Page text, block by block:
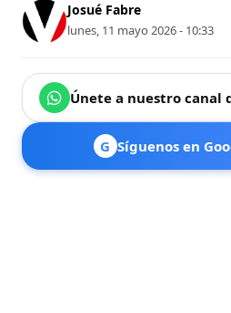
Josué Fabre
lunes, 11 mayo 2026 - 10:33
Únete a nuestro canal
G Síguenos en